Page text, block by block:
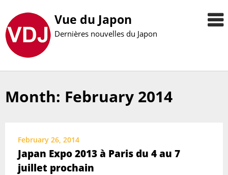
Vue du Japon
Dernières nouvelles du Japon
Skip
Month: February 2014
February 26, 2014
Japan Expo 2013 à Paris du 4 au 7
juillet prochain